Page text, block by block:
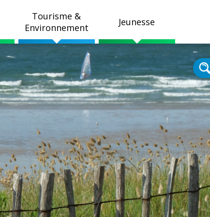
Tourisme &
Environnement
Jeunesse